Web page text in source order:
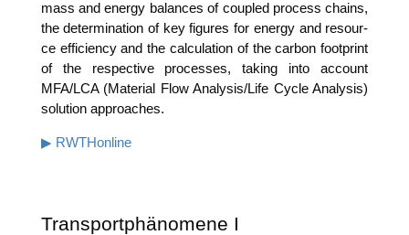
mass and ener­gy balan­ces of cou­pled pro­cess chains,
the deter­mi­na­ti­on of key figu­res for ener­gy and resour­
ce effi­ci­en­cy and the cal­cu­la­ti­on of the car­bon foot­print
of the respec­ti­ve pro­ces­ses, taking into account
MFA/LCA (Mate­ri­al Flow Analysis/Life Cycle Ana­ly­sis)
solu­ti­on approaches.
▶ RWTHon­line
Transportphänomene I